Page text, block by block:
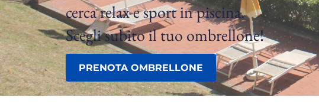
cerca relax e sport in piscina.
Scegli subito il tuo ombrellone!
PRENOTA OMBRELLONE